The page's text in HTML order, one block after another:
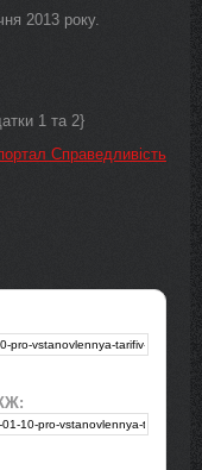
2013 року.
1 та 2}
Справедливість